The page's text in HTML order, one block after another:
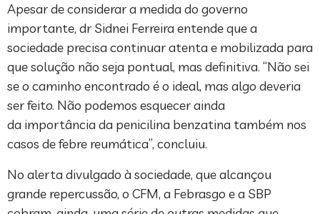
Apesar de considerar a medida do governo
importante, dr Sidnei Ferreira entende que a
sociedade precisa continuar atenta e mobilizada para
que solução não seja pontual, mas definitiva. “Não sei
se o caminho encontrado é o ideal, mas algo deveria
ser feito. Não podemos esquecer ainda
da importância da penicilina benzatina também nos
casos de febre reumática”, concluiu.
No alerta divulgado à sociedade, que alcançou
grande repercussão, o CFM, a Febrasgo e a SBP